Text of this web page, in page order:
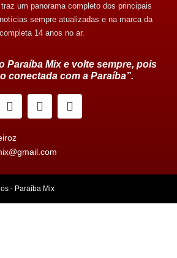
um panorama completo dos principais
sempre atualizadas e na marca da
14 anos no ar.
Paraíba Mix e volte sempre, pois
conectada com a Paraíba”.
- Paraíba Mix